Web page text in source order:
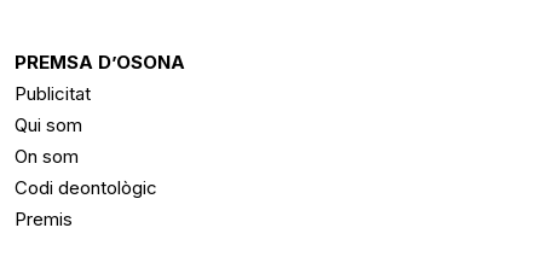
PREMSA D’OSONA
Publicitat
Qui som
On som
Codi deontològic
Premis